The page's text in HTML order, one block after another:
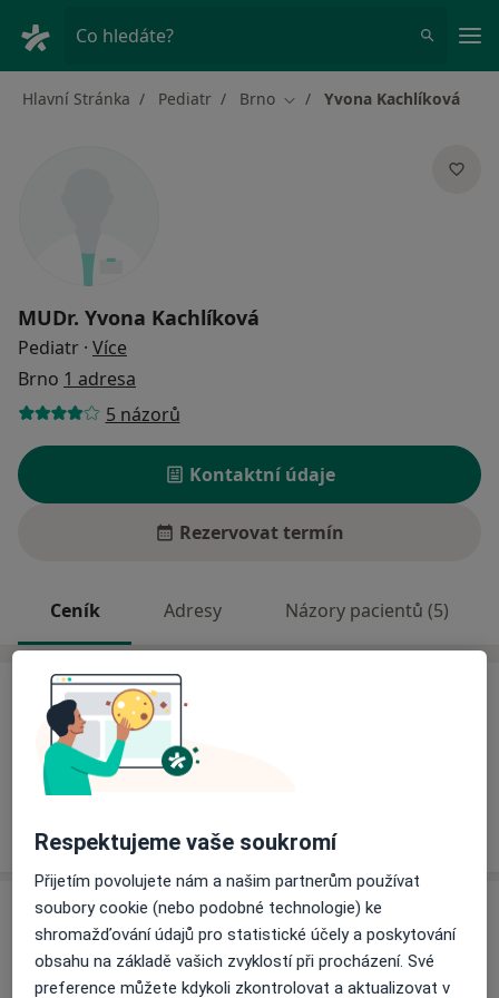
Co hledáte?
Hlavní Stránka Pediatr Brno Změna města
Yvona Kachlíková
MUDr. Yvona Kachlíková
Pediatr · Více
Brno 1 adresa
5 názorů
Kontaktní údaje
Rezervovat termín
Ceník Adresy Názory pacientů (5)
Ceník
Informace o službách a cenách nejsou k dispozici
Tento specialista ještě nepřidával žádné informace o
Adresa
Praktická lékařka pro děti a dorost
Kristenova 9, Brno62400
Respektujeme vaše soukromí
Přijetím povolujete nám a našim partnerům používat
soubory cookie (nebo podobné technologie) ke
shromažďování údajů pro statistické účely a poskytování
obsahu na základě vašich zvyklostí při procházení. Své
preference můžete kdykoli zkontrolovat a aktualizovat v